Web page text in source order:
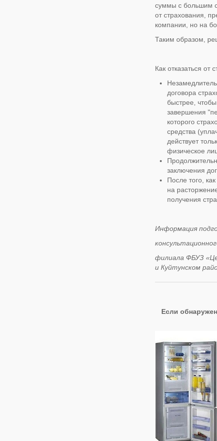
суммы с большим
от страхования,
компании, но на
Таким образом,
Как отказаться от
договора
быстрее,
завершения
которого
средства
действует
физическое
заключения
После того,
на
получения
Информация
филиала ФБУЗ
и Куйтунском
Если